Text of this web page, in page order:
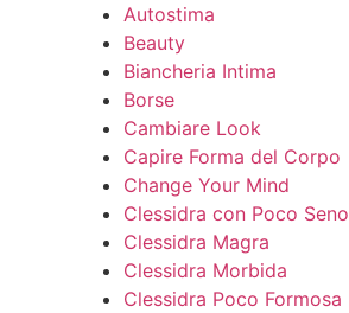
Autostima
Beauty
Biancheria Intima
Borse
Cambiare Look
Capire Forma del Corpo
Change Your Mind
Clessidra con Poco Seno
Clessidra Magra
Clessidra Morbida
Clessidra Poco Formosa